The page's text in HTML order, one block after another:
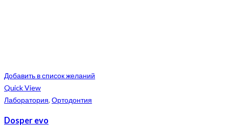
Добавить в список желаний
Quick View
Лаборатория, Ортодонтия
Dosper evo